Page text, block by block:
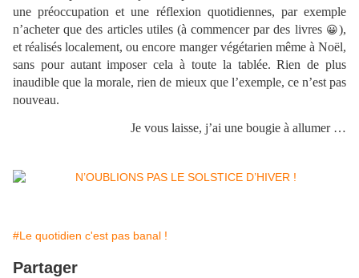
une préoccupation et une réflexion quotidiennes, par exemple
n’acheter que des articles utiles (à commencer par des livres 😀),
et réalisés localement, ou encore manger végétarien même à Noël,
sans pour autant imposer cela à toute la tablée. Rien de plus
inaudible que la morale, rien de mieux que l’exemple, ce n’est pas
nouveau.
Je vous laisse, j’ai une bougie à allumer …
#Le quotidien c'est pas banal !
Partager